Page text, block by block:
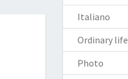
Italiano
Ordinary life
Photo